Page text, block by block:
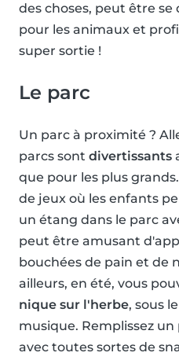
des choses, peut être
pour les animaux et
super sortie !
Le parc
Un parc à proximité ?
parcs sont divertissants
que pour les plus
de jeux où les enfants
un étang dans le parc
peut être amusant
bouchées de pain et de
ailleurs, en été, vous
nique sur l'herbe, sous
musique. Remplissez
avec toutes sortes de